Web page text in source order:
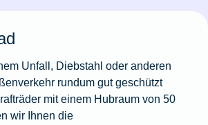
Unfall, Diebstahl oder anderen
rundum gut geschützt
mit einem Hubraum von 50
wir Ihnen die